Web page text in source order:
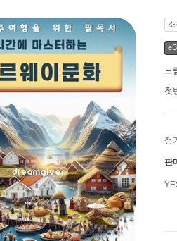
드
첫
정
판